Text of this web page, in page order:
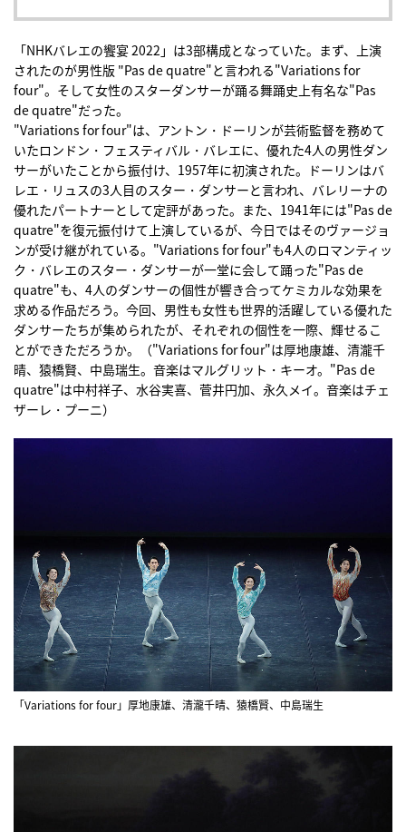
「NHKバレエの饗宴 2022」は3部構成となっていた。まず、上演
されたのが男性版 "Pas de quatre"と言われる"Variations for
four"。そして女性のスターダンサーが踊る舞踊史上有名な"Pas
de quatre"だった。
"Variations for four"は、アントン・ドーリンが芸術監督を務めて
いたロンドン・フェスティバル・バレエに、優れた4人の男性ダン
サーがいたことから振付け、1957年に初演された。ドーリンはバ
レエ・リュスの3人目のスター・ダンサーと言われ、バレリーナの
優れたパートナーとして定評があった。また、1941年には"Pas de
quatre"を復元振付けて上演しているが、今日ではそのヴァージョ
ンが受け継がれている。"Variations for four"も4人のロマンティッ
ク・バレエのスター・ダンサーが一堂に会して踊った"Pas de
quatre"も、4人のダンサーの個性が響き合ってケミカルな効果を
求める作品だろう。今回、男性も女性も世界的活躍している優れた
ダンサーたちが集められたが、それぞれの個性を一際、輝せるこ
とができただろうか。（"Variations for four"は厚地康雄、清瀧千
晴、猿橋賢、中島瑞生。音楽はマルグリット・キーオ。"Pas de
quatre"は中村祥子、水谷実喜、菅井円加、永久メイ。音楽はチェ
ザーレ・プーニ）
「Variations for four」厚地康雄、清瀧千晴、猿橋賢、中島瑞生